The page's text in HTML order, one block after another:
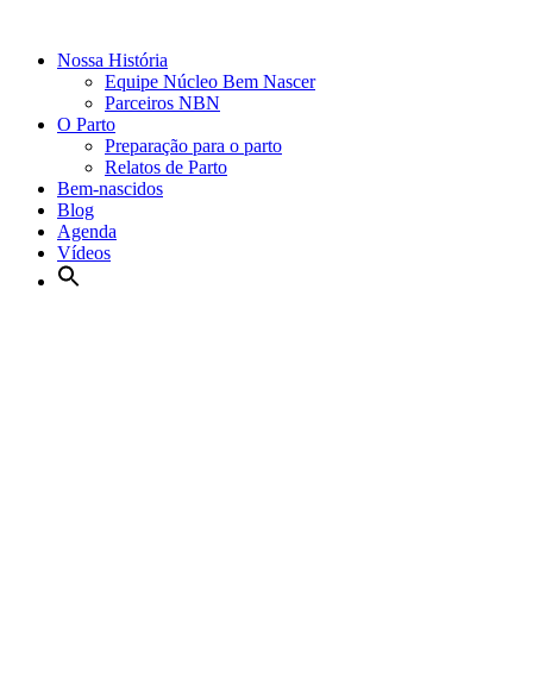
Nossa História
Equipe Núcleo Bem Nascer
Parceiros NBN
O Parto
Preparação para o parto
Relatos de Parto
Bem-nascidos
Blog
Agenda
Vídeos